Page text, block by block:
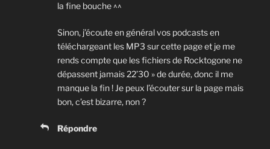
la fine bouche ^^
Sinon, j’écoute en général vos podcasts en
téléchargeant les MP3 sur cette page et je me
rends compte que les fichiers de Rocktogone ne
dépassent jamais 22’30 » de durée, donc il me
manque la fin ! Je peux l’écouter sur la page mais
bon, c’est bizarre, non ?
Répondre